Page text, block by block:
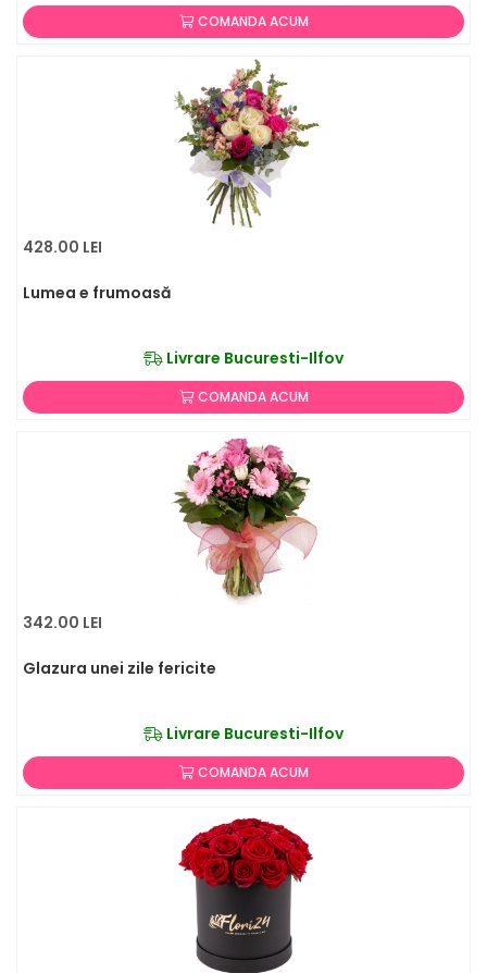
COMANDA ACUM
428.00 LEI
Lumea e frumoasă
Livrare Bucuresti-Ilfov
COMANDA ACUM
342.00 LEI
Glazura unei zile fericite
Livrare Bucuresti-Ilfov
COMANDA ACUM